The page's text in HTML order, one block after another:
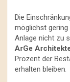
Die
möglichst gering
Anlage nicht zu
ArGe
Prozent der
erhalten bleiben.